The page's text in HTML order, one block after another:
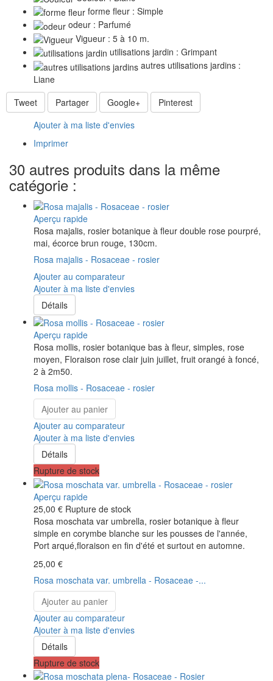
forme fleur : Simple
odeur : Parfumé
Vigueur : 5 à 10 m.
utilisations jardin : Grimpant
autres utilisations jardins :
Liane
Tweet
Partager Google+
Pinterest
Ajouter à ma liste d'envies
Imprimer
30 autres produits dans la même
catégorie :
Aperçu rapide
Rosa majalis, rosier botanique à fleur double rose pourpré,
mai, écorce brun rouge, 130cm.
Rosa majalis - Rosaceae - rosier
Ajouter au comparateur
Ajouter à ma liste d'envies
Détails
Aperçu rapide
Rosa mollis, rosier botanique bas à fleur, simples, rose
moyen, Floraison rose clair juin juillet, fruit orangé à foncé,
2 à 2m50.
Rosa mollis - Rosaceae - rosier
Ajouter au panier
Ajouter au comparateur
Ajouter à ma liste d'envies
Détails
Rupture de stock
Aperçu rapide
25,00 € Rupture de stock
Rosa moschata var umbrella, rosier botanique à fleur
simple en corymbe blanche sur les pousses de l'année,
Port arqué,floraison en fin d'été et surtout en automne.
25,00 €
Rosa moschata var. umbrella - Rosaceae -...
Ajouter au panier
Ajouter au comparateur
Ajouter à ma liste d'envies
Détails
Rupture de stock